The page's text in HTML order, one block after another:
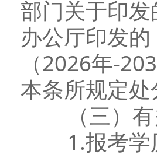
部门关于印
办公厅印发
（2026年-
本条所规定
（三）有
1.报考学